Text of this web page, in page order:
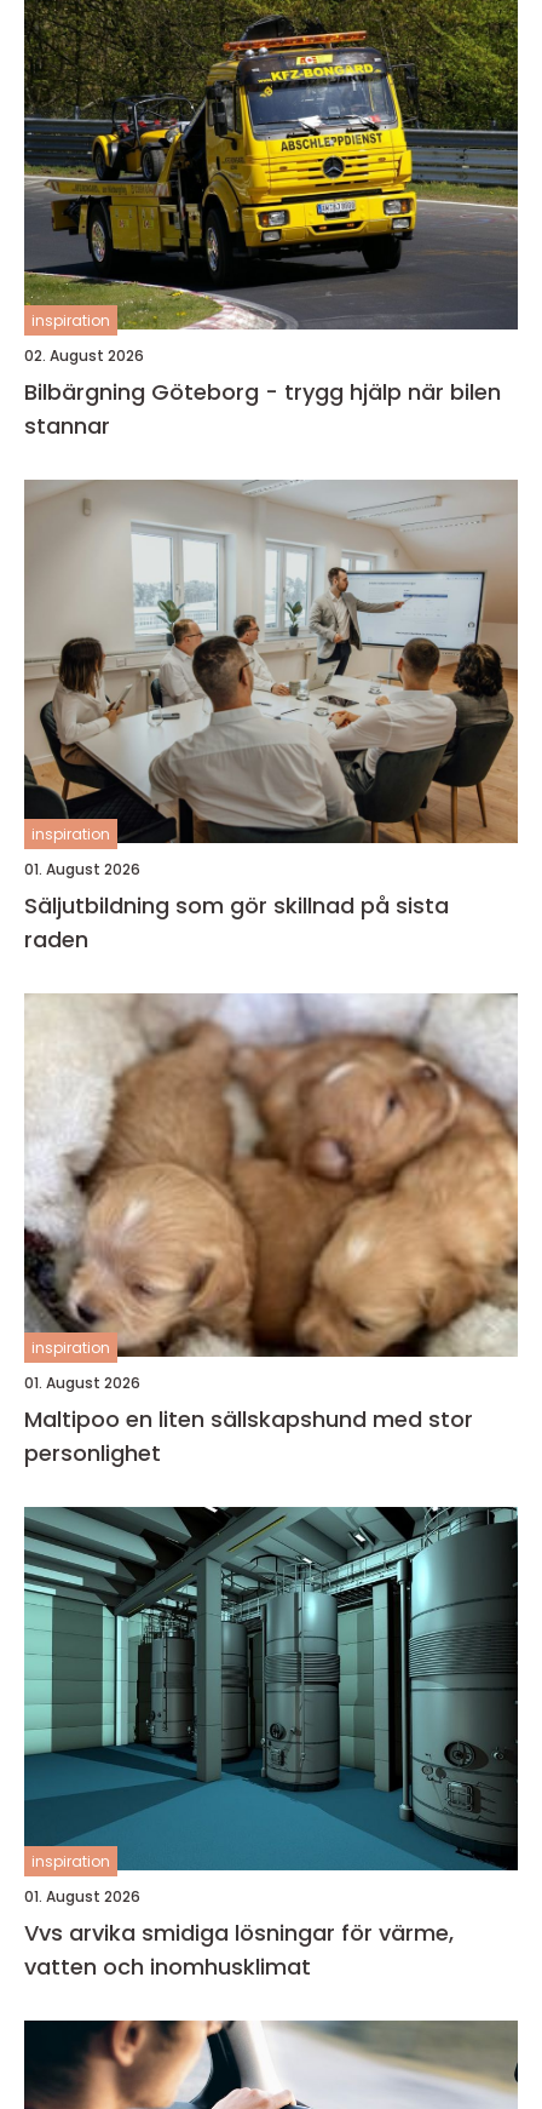
inspiration
02. August 2026
Bilbärgning Göteborg - trygg hjälp när bilen
stannar
inspiration
01. August 2026
Säljutbildning som gör skillnad på sista
raden
inspiration
01. August 2026
Maltipoo en liten sällskapshund med stor
personlighet
inspiration
01. August 2026
Vvs arvika smidiga lösningar för värme,
vatten och inomhusklimat